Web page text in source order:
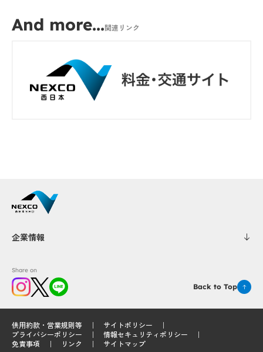
And more...関連リンク
企業情報
Share on
Back to Top
供用約款・営業規則等
サイトポリシー
プライバシーポリシー
情報セキュリティポリシー
免責事項
リンク サイトマップ